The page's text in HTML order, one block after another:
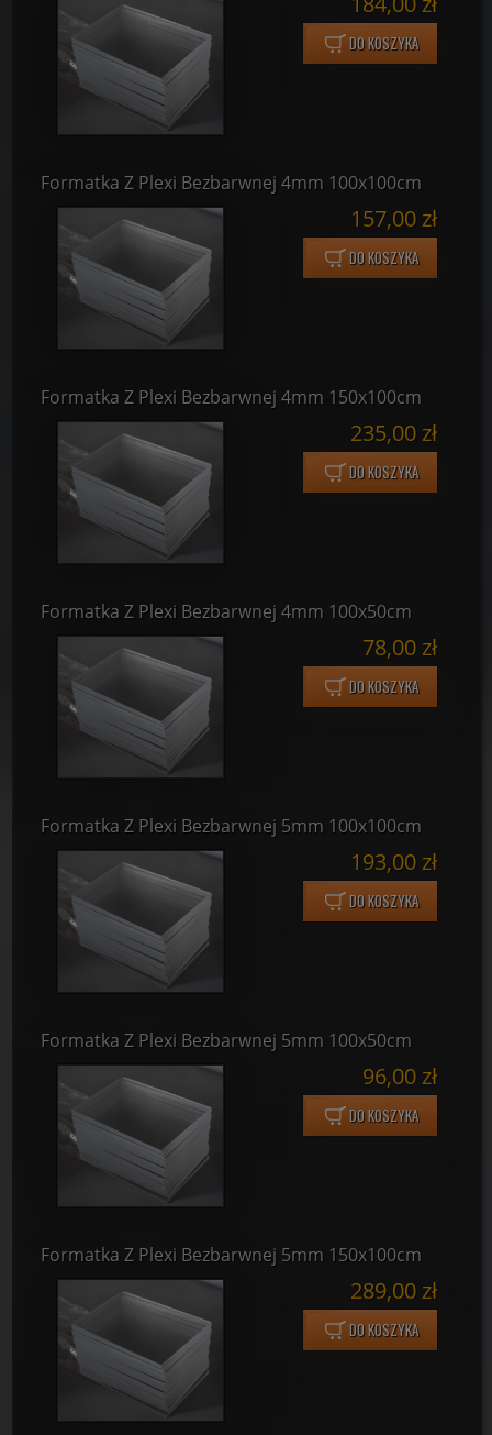
DO KOSZYKA
Formatka Z Plexi Bezbarwnej 4mm 100x100cm
157,00 zł
DO KOSZYKA
Formatka Z Plexi Bezbarwnej 4mm 150x100cm
235,00 zł
DO KOSZYKA
Formatka Z Plexi Bezbarwnej 4mm 100x50cm
78,00 zł
DO KOSZYKA
Formatka Z Plexi Bezbarwnej 5mm 100x100cm
193,00 zł
DO KOSZYKA
Formatka Z Plexi Bezbarwnej 5mm 100x50cm
96,00 zł
DO KOSZYKA
Formatka Z Plexi Bezbarwnej 5mm 150x100cm
289,00 zł
DO KOSZYKA